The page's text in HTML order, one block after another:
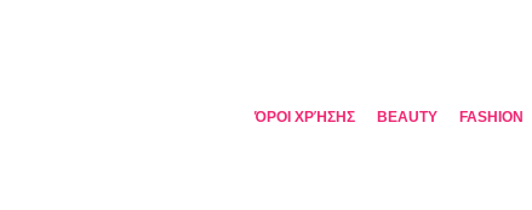
ΌΡΟΙ ΧΡΉΣΗΣ BEAUTY FASHION